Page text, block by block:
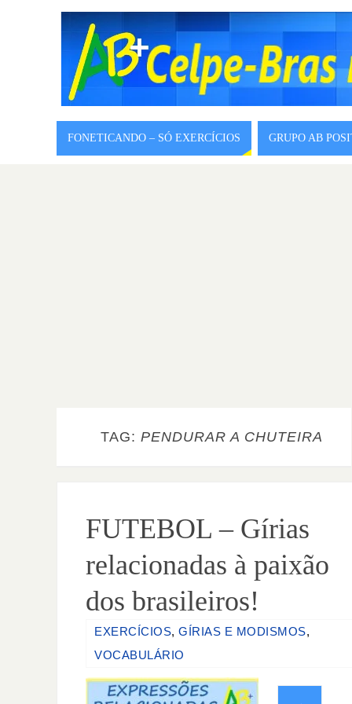
FONETICANDO – SÓ EXERCÍCIOS GRUPO AB
TAG: PENDURAR A CHUTEIRA
FUTEBOL – Gírias
relacionadas à paixão
dos brasileiros!
EXERCÍCIOS, GÍRIAS E MODISMOS,
VOCABULÁRIO